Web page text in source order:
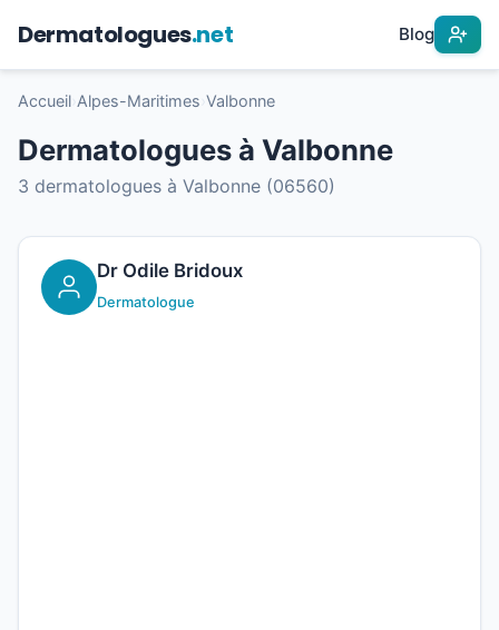
Dermatologues.net Blog
Accueil Alpes-Maritimes Valbonne
Dermatologues à Valbonne
3 dermatologues à Valbonne (06560)
Dr Odile Bridoux
Dermatologue